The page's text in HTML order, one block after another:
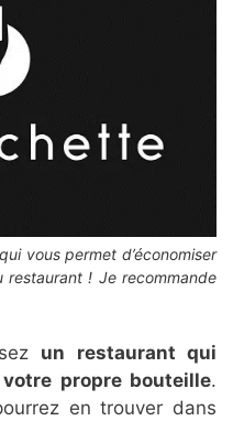
vous permet d’économiser
restaurant ! Je recommande
un restaurant qui
propre bouteille.
en trouver dans